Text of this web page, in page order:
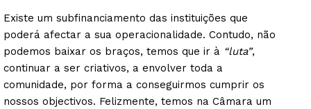
Europa
Grande Entrevista
Publicidade
Quero ser Assinante
Existe um subfinanciamento das instituições que
poderá afectar a sua operacionalidade. Contudo, não
podemos baixar os braços, temos que ir à “luta”,
continuar a ser criativos, a envolver toda a
comunidade, por forma a conseguirmos cumprir os
nossos objectivos. Felizmente, temos na Câmara um